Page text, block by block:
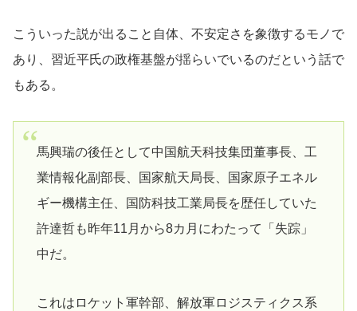
こういった説が出ること自体、不安定さを象徴するモノで
あり、習近平氏の政権基盤が揺らいでいるのだという話で
もある。
馬興瑞の後任として中国航天科技集団董事長、工
業情報化副部長、国家航天局長、国家原子エネル
ギー機構主任、国防科技工業局長を歴任していた
許達哲も昨年11月から8カ月にわたって「失踪」
中だ。
これはロケット軍幹部、解放軍ロジスティクス系